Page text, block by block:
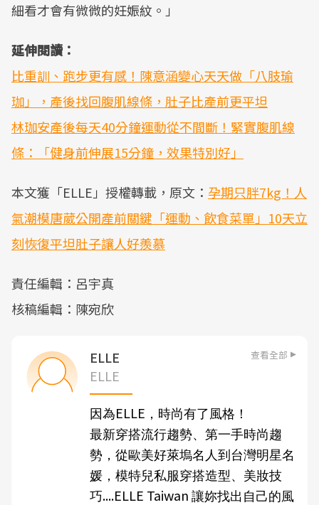
細看才會有微微的妊娠紋。」
延伸閱讀：
比重訓、跑步更有感！陳意涵變心天天做「八肢瑜
珈」，產後找回腹肌線條，肚子比產前更平坦
林珈安產後每天40分鐘運動從不間斷！緊實腹肌線
條：「健身前伸展15分鐘，效果特別好」
本文獲「ELLE」授權轉載，原文： 孕期只胖7kg！人
氣潮模唐葳公開產前關鍵「運動、飲食菜單」10天立
刻恢復平坦肚子讓人好羨慕
責任編輯：呂宇真
核稿編輯：陳宛欣
ELLE 查看全部
ELLE
因為ELLE ，時尚有了風格！
最新穿搭流行趨勢、第一手時尚趨
勢，從歐美好萊塢名人到台灣明星名
媛，模特兒私服穿搭造型、美妝技
巧....ELLE Taiwan 讓妳找出自己的風